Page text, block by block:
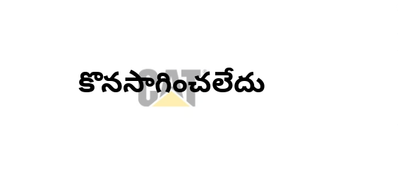
కొనసాగించలేదు